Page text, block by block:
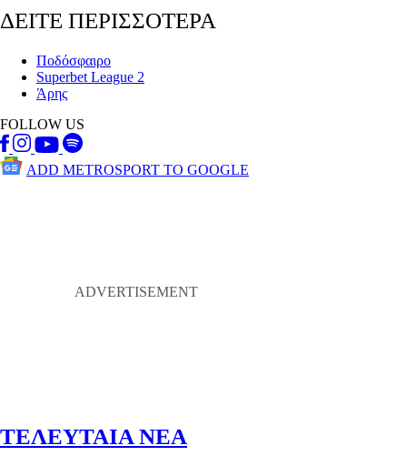
ΔΕΙΤΕ ΠΕΡΙΣΣΟΤΕΡΑ
Ποδόσφαιρο
Superbet League 2
Άρης
FOLLOW US
ADD METROSPORT TO GOOGLE
ΤΕΛΕΥΤΑΙΑ ΝΕΑ